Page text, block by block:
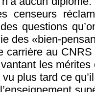
censeurs
questions
des «bien-
carrière au
les
plus tard ce